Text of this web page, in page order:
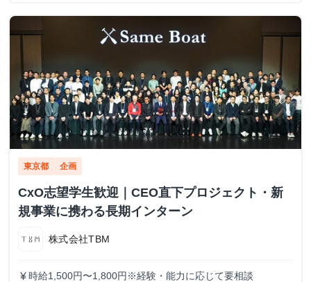
東京都 企画
CxO志望学生歓迎｜CEO直下プロジェクト・新
規事業に携わる長期インターン
株式会社TBM
currency_yen 時給1,500円〜1,800円※経験・能力に応じて要相談